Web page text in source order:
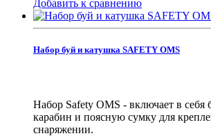
Добавить к сравнению
Набор буй и катушка SAFETY OMS
Набор Safety OMS - включает в себя
карабин и поясную сумку для
снаряжении.